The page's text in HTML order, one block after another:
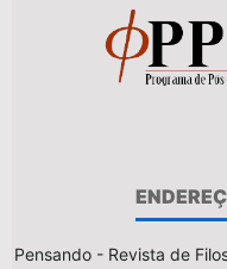
Pensando - Revista de